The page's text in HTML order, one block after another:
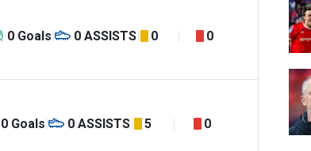
0 Goals 0 ASSISTS 0 0
0 Goals 0 ASSISTS 5 0